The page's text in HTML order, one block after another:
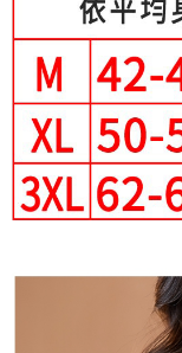
1.分期款項不併入電信
2.透過簡訊連結打開帳
帳／街口支付／iPASS
【注意事項】
1.本服務係由「台灣大
用戶於交易時，得透過
買賣價金債權讓與本公
2.基於同意付款使用「
資料（包含姓名、電話
【「AFTEE先享後付」
１．於結帳方式選擇「
結帳頁面，進行簡訊認
２．訂單成立數日內，
３．收到繳費通知簡訊
ATM／網路銀行／等多
※ 請注意：結帳手續完
後付繳納相關費用。
※ 交易是否成功請以「
１．透過由恩沛科技股
易，需依本服務之必要
運送方式
全家付款取貨
每筆NT$80，滿
付款後全家取貨
每筆NT$80，滿
付款後萊爾富取貨
每筆NT$80，滿